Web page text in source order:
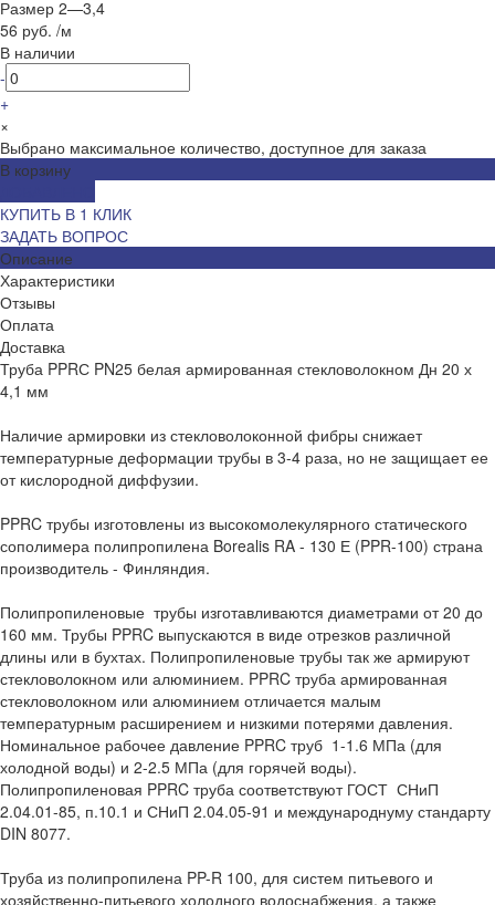
Размер 2—3,4
56 руб. /м
В наличии
-
+
×
Выбрано максимальное количество, доступное для заказа
В корзину
КУПИТЬ В 1 КЛИК
ЗАДАТЬ ВОПРОС
Описание
Характеристики
Отзывы
Оплата
Доставка
Труба PPRС PN25 белая армированная стекловолокном Дн 20 х
4,1 мм
Наличие армировки из стекловолоконной фибры снижает
температурные деформации трубы в 3-4 раза, но не защищает ее
от кислородной диффузии.
PPRC трубы изготовлены из высокомолекулярного статического
сополимера полипропилена Borealis RA - 130 Е (PPR-100) страна
производитель - Финляндия.
Полипропиленовые трубы изготавливаются диаметрами от 20 до
160 мм. Трубы PPRC выпускаются в виде отрезков различной
длины или в бухтах. Полипропиленовые трубы так же армируют
стекловолокном или алюминием. PPRC труба армированная
стекловолокном или алюминием отличается малым
температурным расширением и низкими потерями давления.
Номинальное рабочее давление PPRC труб 1-1.6 МПа (для
холодной воды) и 2-2.5 МПа (для горячей воды).
Полипропиленовая PPRC труба соответствуют ГОСТ СНиП
2.04.01-85, п.10.1 и СНиП 2.04.05-91 и международнуму стандарту
DIN 8077.
Труба из полипропилена PP-R 100, для систем питьевого и
хозяйственно-питьевого холодного водоснабжения, а также